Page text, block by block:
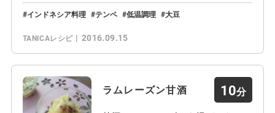
インドネシア料理 テンペ 低温調理 大豆
TANICAレシピ 2016.09.15
ラムレーズン甘酒 10